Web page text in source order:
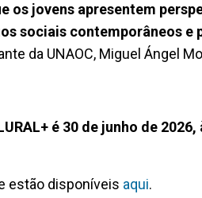
os jovens apresentem
sociais contemporâneos e
da UNAOC, Miguel Ángel
é 30 de junho de 2026,
estão disponíveis aqui.